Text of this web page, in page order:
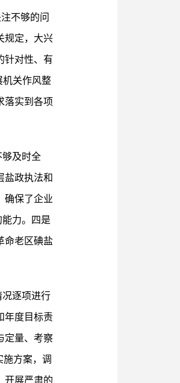
不够的问
规定，大兴
针对性、有
机关作风整
落实到各项
及时全
盐政执法和
确保了企业
力。四是
命老区碘盐
逐项进行
年度目标责
定量、考察
方案，调
开展严肃的